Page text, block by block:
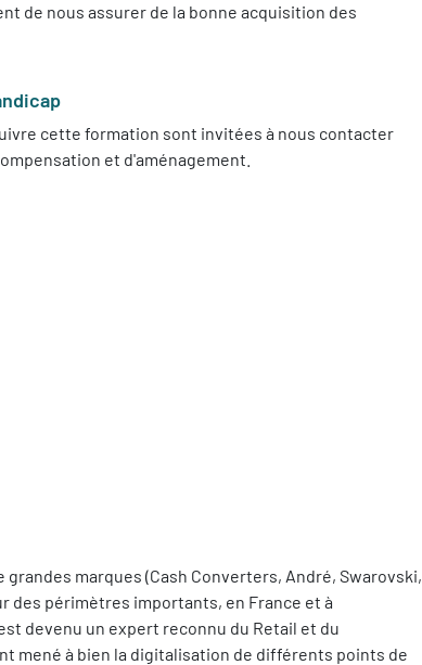
de nous assurer de la bonne acquisition des
cette formation sont invitées à nous contacter
et d'aménagement.
marques (Cash Converters, André, Swarovski,
des périmètres importants, en France et à
devenu un expert reconnu du Retail et du
mené à bien la digitalisation de différents points de